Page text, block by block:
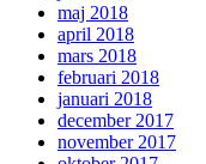
maj 2018
april 2018
mars 2018
februari 2018
januari 2018
december 2017
november 2017